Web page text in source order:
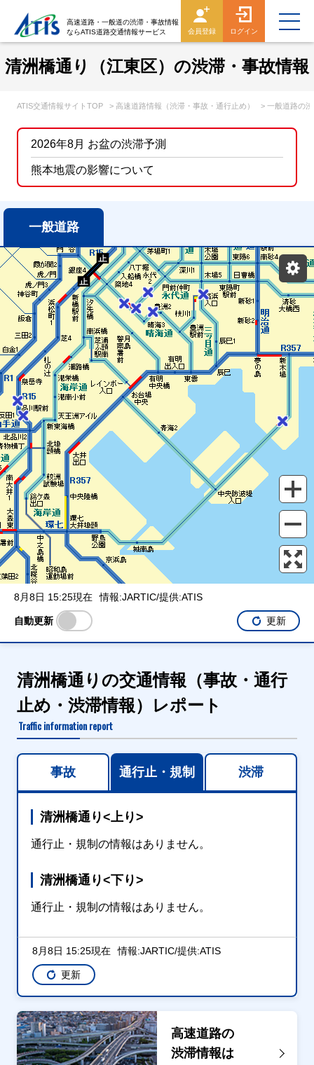
高速道路・一般道の渋滞・事故情報
ならATIS道路交通情報サービス
会員登録 ログイン
清洲橋通り（江東区）の渋滞・事故情報
ATIS交通情報サイトTOP > 高速道路情報（渋滞・事故・通行止め） > 一般道路の
2026年8月 お盆の渋滞予測
熊本地震の影響について
一般道路
表示設定
渋滞 通行止め
チェーン規制等
調整中
規制情報
規制 通行止め
8月8日 15:25現在 情報:JARTIC/提供:ATIS
自動更新 更新
清洲橋通りの交通情報（事故・通行
止め・渋滞情報）レポート
Traffic information report
事故 通行止・規制 渋滞
清洲橋通り<上り>
通行止・規制の情報はありません。
清洲橋通り<下り>
通行止・規制の情報はありません。
8月8日 15:25現在 情報:JARTIC/提供:ATIS
更新
高速道路の
渋滞情報は